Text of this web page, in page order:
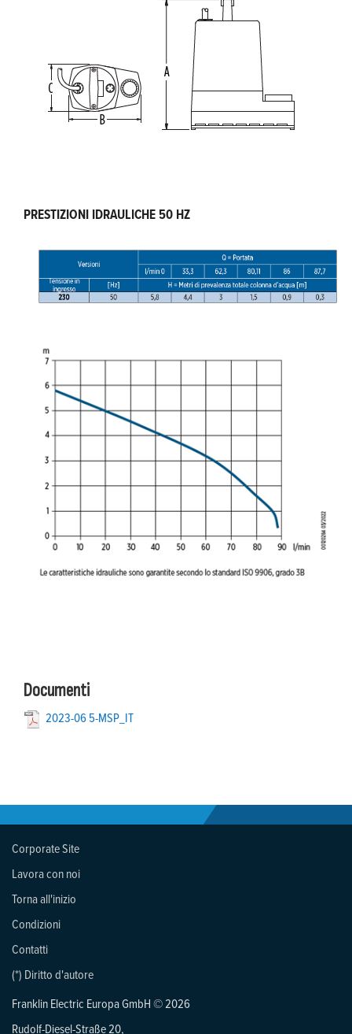
PRESTIZIONI IDRAULICHE 50 HZ
Documenti
2023-06 5-MSP_IT
Corporate Site
Lavora con noi
Torna all'inizio
Condizioni
Contatti
(*) Diritto d'autore
Franklin Electric Europa GmbH © 2026
Rudolf-Diesel-Straße 20,